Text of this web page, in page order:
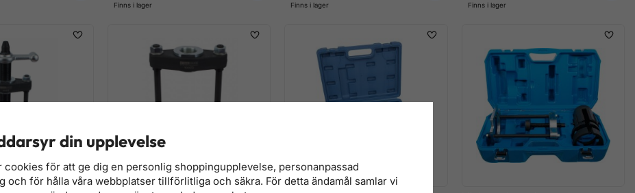
Finns i lager Finns i lager Finns i lager
din upplevelse
cookies för att ge dig en personlig shoppingupplevelse, personanpassad
och för hålla våra webbplatser tillförlitliga och säkra. För detta ändamål samlar vi